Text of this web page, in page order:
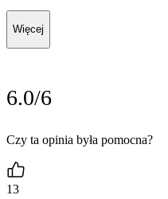
Więcej
6.0/6
Czy ta opinia była pomocna?
13